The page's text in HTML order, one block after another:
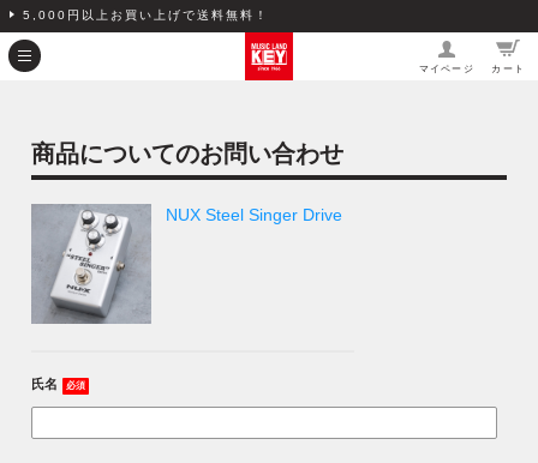
5,000円以上お買い上げで送料無料！
マイページ カート
商品についてのお問い合わせ
NUX Steel Singer Drive
氏名 必須